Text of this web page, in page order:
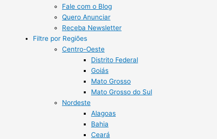
Fale com o Blog
Quero Anunciar
Receba Newsletter
Filtre por Regiões
Centro-Oeste
Distrito Federal
Goiás
Mato Grosso
Mato Grosso do Sul
Nordeste
Alagoas
Bahia
Ceará